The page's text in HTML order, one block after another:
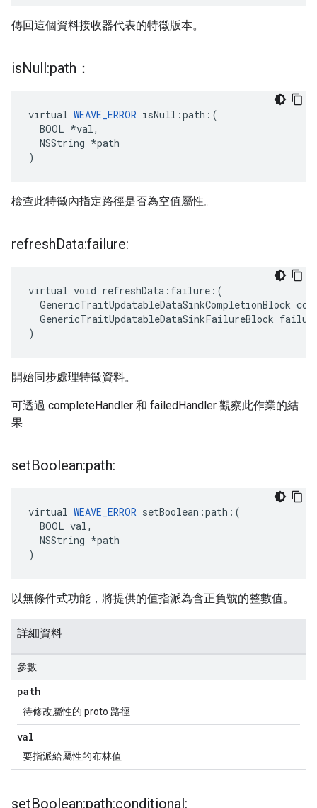
傳回這個資料接收器代表的特徵版本。
isNull:path：
virtual WEAVE_ERROR isNull:path:(
  BOOL *val,
  NSString *path
)
檢查此特徵內指定路徑是否為空值屬性。
refreshData:failure:
virtual void refreshData:failure:(
GenericTraitUpdatableDataSinkCompletionBlock
GenericTraitUpdatableDataSinkFailureBlock
)
開始同步處理特徵資料。
可透過 completeHandler 和 failedHandler 觀察此作業的結
果
setBoolean:path:
virtual WEAVE_ERROR setBoolean:path:(
  BOOL val,
  NSString *path
)
以無條件式功能，將提供的值指派為含正負號的整數值。
詳細資料
參數
path
待修改屬性的 proto 路徑
val
要指派給屬性的布林值
setBoolean:path:conditional: